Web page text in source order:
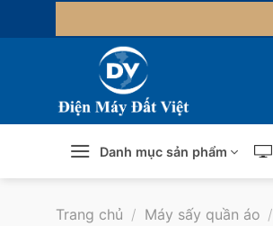
Danh mục sản phẩm
Trang chủ / Máy sấy quần áo /